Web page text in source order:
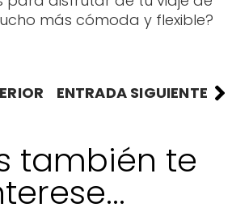
más cómoda y flexible?
ENTRADA SIGUIENTE
también te